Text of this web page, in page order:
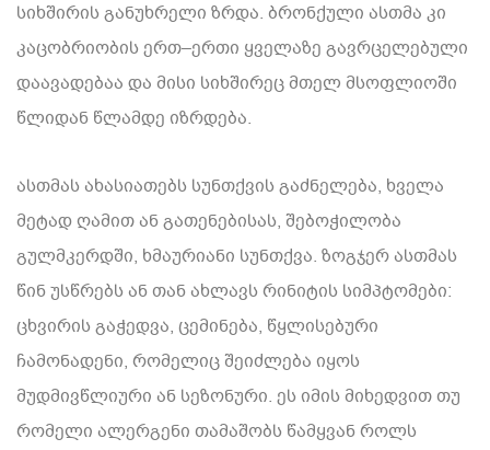
სიხშირის განუხრელი ზრდა. ბრონქული ასთმა კი
კაცობრიობის ერთ–ერთი ყველაზე გავრცელებული
დაავადებაა და მისი სიხშირეც მთელ მსოფლიოში
წლიდან წლამდე იზრდება.
ასთმას ახასიათებს სუნთქვის გაძნელება, ხველა
მეტად ღამით ან გათენებისას, შებოჭილობა
გულმკერდში, ხმაურიანი სუნთქვა. ზოგჯერ ასთმას
წინ უსწრებს ან თან ახლავს რინიტის სიმპტომები:
ცხვირის გაჭედვა, ცემინება, წყლისებური
ჩამონადენი, რომელიც შეიძლება იყოს
მუდმივწლიური ან სეზონური. ეს იმის მიხედვით თუ
რომელი ალერგენი თამაშობს წამყვან როლს